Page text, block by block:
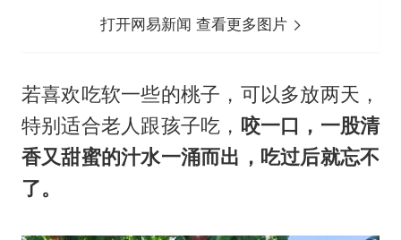
打开网易新闻 查看更多图片
若喜欢吃软一些的桃子，可以多放两天，
特别适合老人跟孩子吃， 咬一口，一股清
香又甜蜜的汁水一涌而出，吃过后就忘不
了。